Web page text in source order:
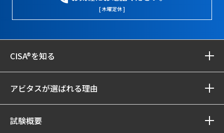
[ 木曜定休 ]
CISA®を知る
アビタスが選ばれる理由
試験概要